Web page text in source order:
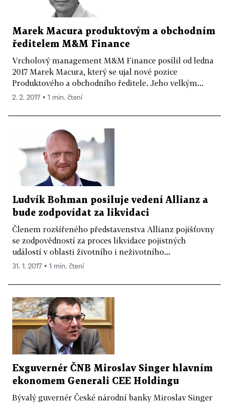
Marek Macura produktovým a obchodním
ředitelem M&M Finance
Vrcholový management M&M Finance posílil od ledna
2017 Marek Macura, který se ujal nové pozice
Produktového a obchodního ředitele. Jeho velkým...
2. 2. 2017 ▪ 1 min. čtení
Ludvík Bohman posiluje vedení Allianz a
bude zodpovídat za likvidaci
Členem rozšířeného představenstva Allianz pojišťovny
se zodpovědností za proces likvidace pojistných
událostí v oblasti životního i neživotního...
31. 1. 2017 ▪ 1 min. čtení
Exguvernér ČNB Miroslav Singer hlavním
ekonomem Generali CEE Holdingu
Bývalý guvernér České národní banky Miroslav Singer